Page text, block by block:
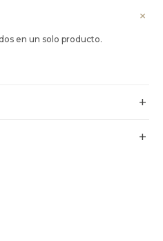
en un solo producto.